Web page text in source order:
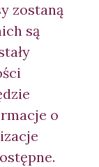
zostaną
są
o